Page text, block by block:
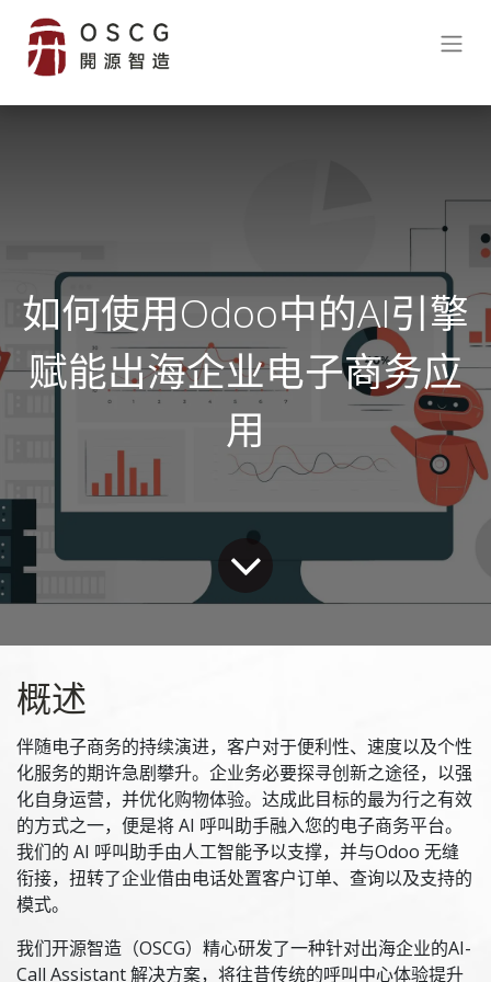
如何使用Odoo中的AI引擎
赋能出海企业电子商务应
用
概述
伴随电子商务的持续演进，客户对于便利性、速度以及个性
化服务的期许急剧攀升。企业务必要探寻创新之途径，以强
化自身运营，并优化购物体验。达成此目标的最为行之有效
的方式之一，便是将 AI 呼叫助手融入您的电子商务平台。
我们的 AI 呼叫助手由人工智能予以支撑，并与Odoo 无缝
衔接，扭转了企业借由电话处置客户订单、查询以及支持的
模式。
我们开源智造（OSCG）精心研发了一种针对出海企业的AI-
Call Assistant 解决方案，将往昔传统的呼叫中心体验提升